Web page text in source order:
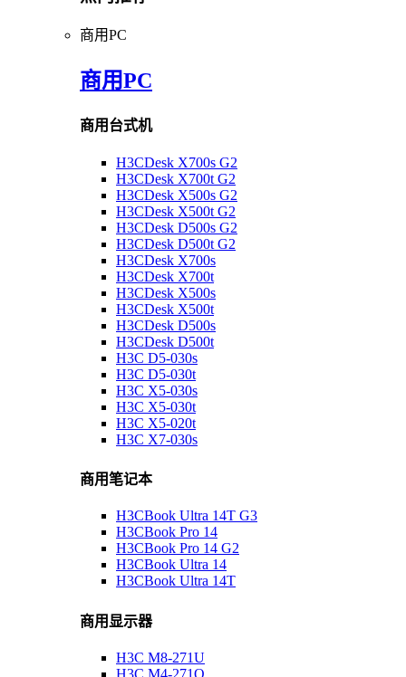
商用PC
商用PC
商用台式机
H3CDesk X700s G2
H3CDesk X700t G2
H3CDesk X500s G2
H3CDesk X500t G2
H3CDesk D500s G2
H3CDesk D500t G2
H3CDesk X700s
H3CDesk X700t
H3CDesk X500s
H3CDesk X500t
H3CDesk D500s
H3CDesk D500t
H3C D5-030s
H3C D5-030t
H3C X5-030s
H3C X5-030t
H3C X5-020t
H3C X7-030s
商用笔记本
H3CBook Ultra 14T G3
H3CBook Pro 14
H3CBook Pro 14 G2
H3CBook Ultra 14
H3CBook Ultra 14T
商用显示器
H3C M8-271U
H3C M4-271Q